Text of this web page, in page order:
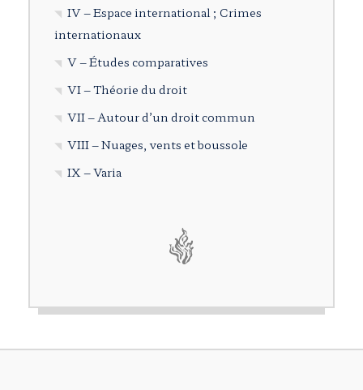
IV – Espace international ; Crimes
internationaux
V – Études comparatives
VI – Théorie du droit
VII – Autour d’un droit commun
VIII – Nuages, vents et boussole
IX – Varia